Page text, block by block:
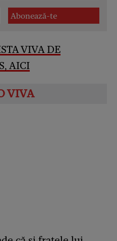
VIVA DE
AICI